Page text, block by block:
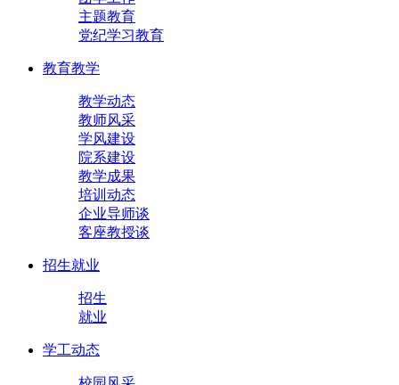
主题教育
党纪学习教育
教育教学
教学动态
教师风采
学风建设
院系建设
教学成果
培训动态
企业导师谈
客座教授谈
招生就业
招生
就业
学工动态